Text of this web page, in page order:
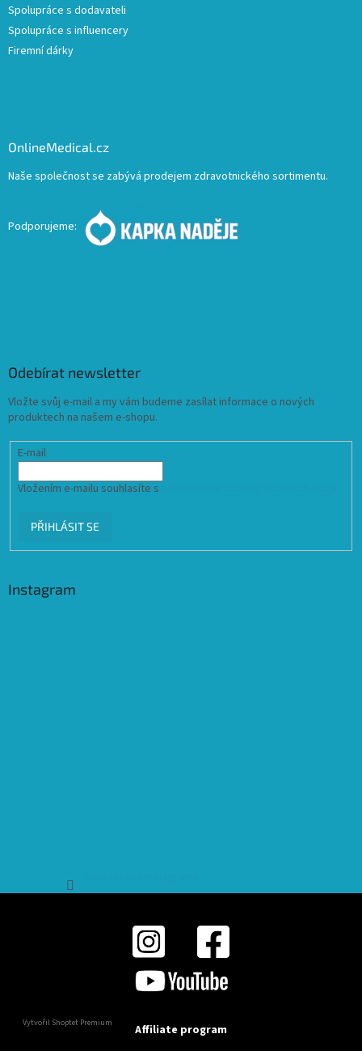
Spolupráce s dodavateli
Spolupráce s influencery
Firemní dárky
OnlineMedical.cz
Naše společnost se zabývá prodejem zdravotnického sortimentu.
Podporujeme:
Odebírat newsletter
Vložte svůj e-mail a my vám budeme zasílat informace o nových
produktech na našem e-shopu.
E-mail
Vložením e-mailu souhlasíte s
PŘIHLÁSIT SE
Instagram
Vytvořil Shoptet Premium Affiliate program